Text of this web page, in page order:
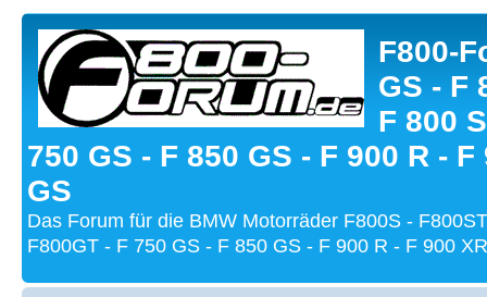
F800-
GS - F
F 800
750 GS - F 850 GS - F 900 R - F
GS
Das Forum für die BMW Motorräder F800S -
F800GT - F 750 GS - F 850 GS - F 900 R - F 900